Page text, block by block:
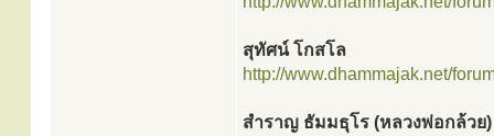
สุทัศน์ โกสโล
http://www.dhammajak.net/
สำราญ ธัมมธุโร (หลวงพ่อกล้วย)